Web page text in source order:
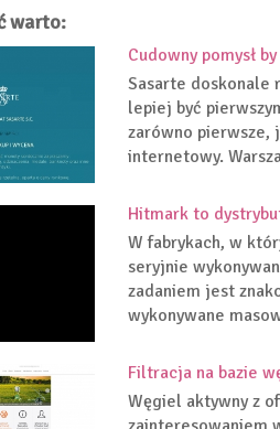
warto:
Cudowny pomysł
Sasarte doskonale
lepiej być
zarówno pierwsze,
internetowy.
Hitmark to
W fabrykach, w
seryjnie
zadaniem jest
wykonywane
Filtracja na bazie
Węgiel aktywny z